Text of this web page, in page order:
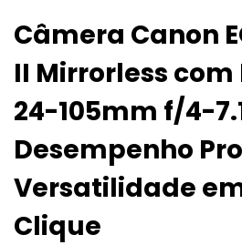
Câmera Canon
II Mirrorless com
24-105mm f/4-
Desempenho
Versatilidade
Clique